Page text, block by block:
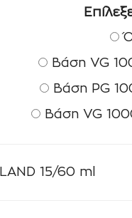
Βάση VG
Βάση PG
Βάση VG
15/60 ml